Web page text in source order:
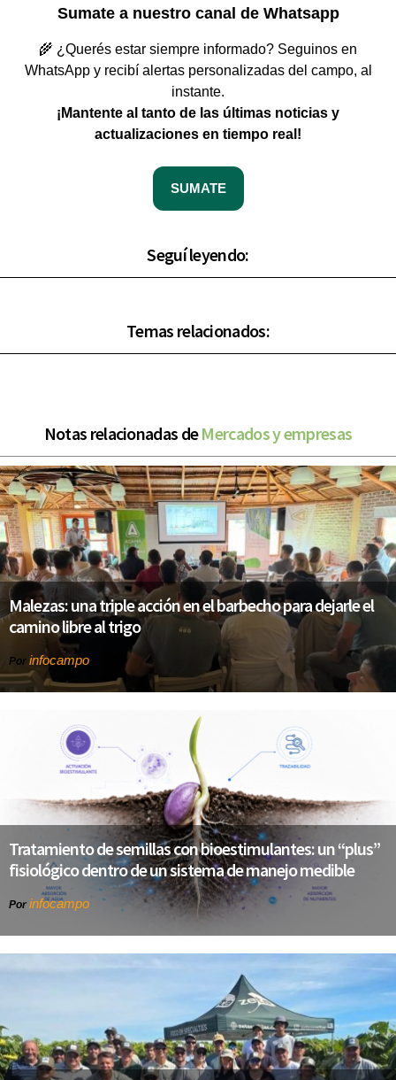
Sumate a nuestro canal de Whatsapp
🌾 ¿Querés estar siempre informado? Seguinos en
WhatsApp y recibí alertas personalizadas del campo, al
instante.
¡Mantente al tanto de las últimas noticias y
actualizaciones en tiempo real!
SUMATE
Seguí leyendo:
Temas relacionados:
Notas relacionadas deMercados y empresas
Malezas: una triple acción en el barbecho para dejarle el
camino libre al trigo
Por infocampo
Tratamiento de semillas con bioestimulantes: un “plus”
fisiológico dentro de un sistema de manejo medible
Por infocampo